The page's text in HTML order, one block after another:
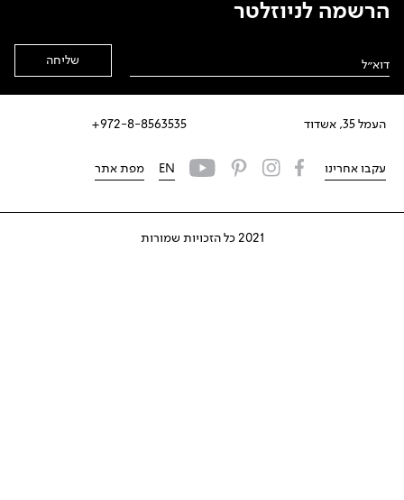
העמל 35, אשדוד 972-8-8563535+
הרשמה לניוזלטר
עקבו אחרינו EN מפת אתר
2021 כל הזכויות שמורות